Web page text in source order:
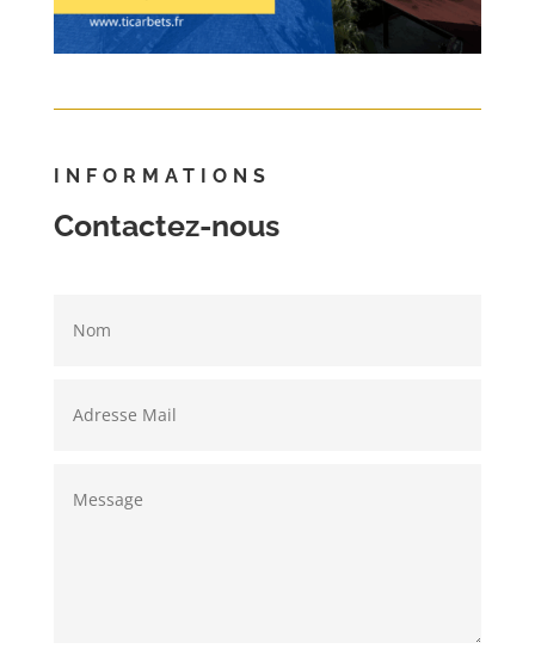
INFORMATIONS
Contactez-nous